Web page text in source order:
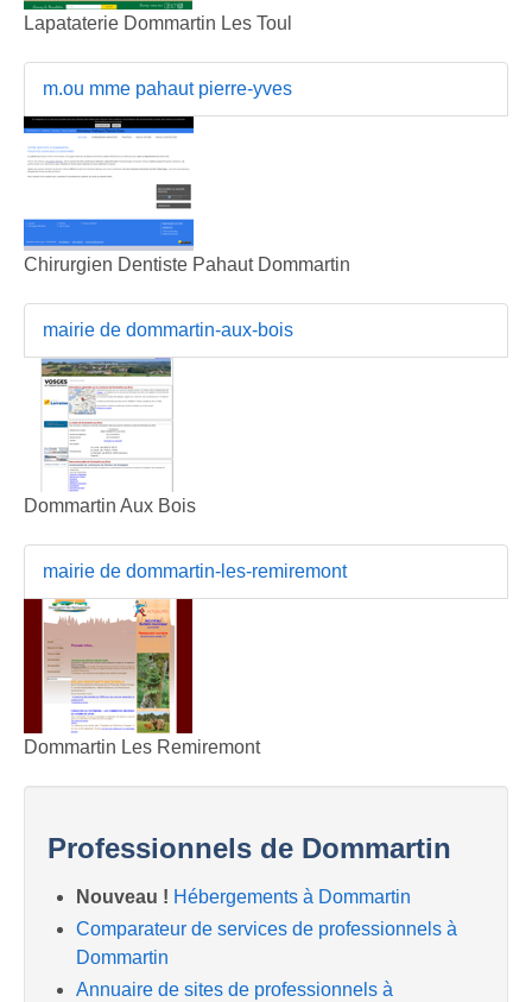
Lapataterie Dommartin Les Toul
m.ou mme pahaut pierre-yves
Chirurgien Dentiste Pahaut Dommartin
mairie de dommartin-aux-bois
Dommartin Aux Bois
mairie de dommartin-les-remiremont
Dommartin Les Remiremont
Professionnels de Dommartin
Nouveau ! Hébergements à Dommartin
Comparateur de services de professionnels à
Dommartin
Annuaire de sites de professionnels à